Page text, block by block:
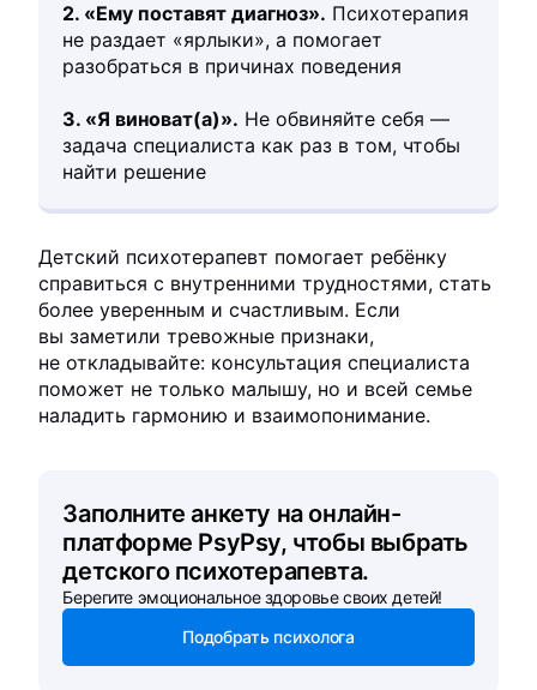
2. «Ему поставят диагноз». Психотерапия
не раздает «ярлыки», а помогает
разобраться в причинах поведения
3. «Я виноват(а)». Не обвиняйте себя —
задача специалиста как раз в том, чтобы
найти решение
Детский психотерапевт помогает ребёнку
справиться с внутренними трудностями, стать
более уверенным и счастливым. Если
вы заметили тревожные признаки,
не откладывайте: консультация специалиста
поможет не только малышу, но и всей семье
наладить гармонию и взаимопонимание.
Заполните анкету на онлайн-
платформе PsyPsy, чтобы выбрать
детского психотерапевта.
Берегите эмоциональное здоровье своих детей!
Подобрать психолога